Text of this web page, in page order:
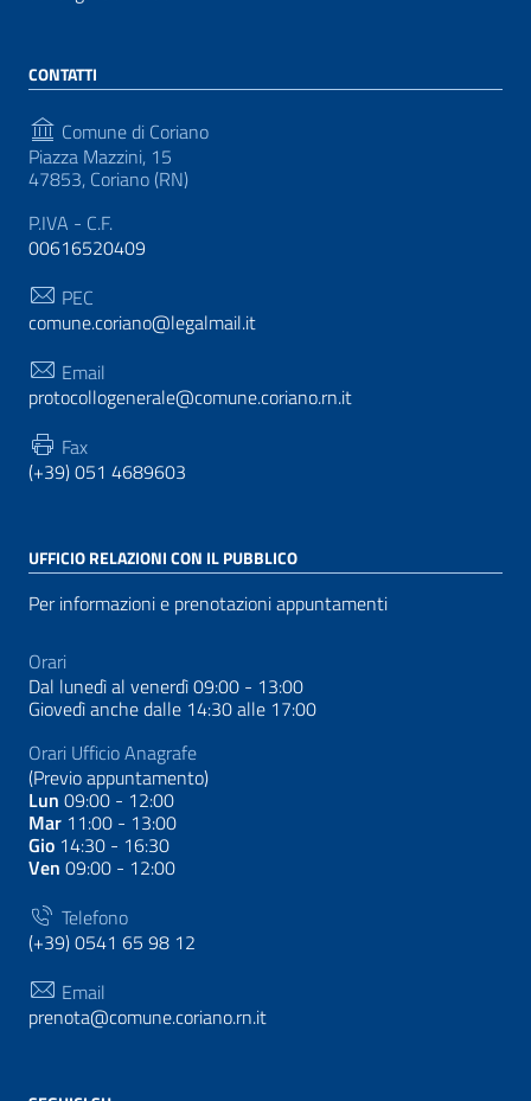
CONTATTI
Comune di Coriano
Piazza Mazzini, 15
47853, Coriano (RN)
P.IVA - C.F.
00616520409
PEC
comune.coriano@legalmail.it
Email
protocollogenerale@comune.coriano.rn.it
Fax
(+39) 051 4689603
UFFICIO RELAZIONI CON IL PUBBLICO
Per informazioni e prenotazioni appuntamenti
Orari
Dal lunedì al venerdì 09:00 - 13:00
Giovedì anche dalle 14:30 alle 17:00
Orari Ufficio Anagrafe
(Previo appuntamento)
Lun 09:00 - 12:00
Mar 11:00 - 13:00
Gio 14:30 - 16:30
Ven 09:00 - 12:00
Telefono
(+39) 0541 65 98 12
Email
prenota@comune.coriano.rn.it